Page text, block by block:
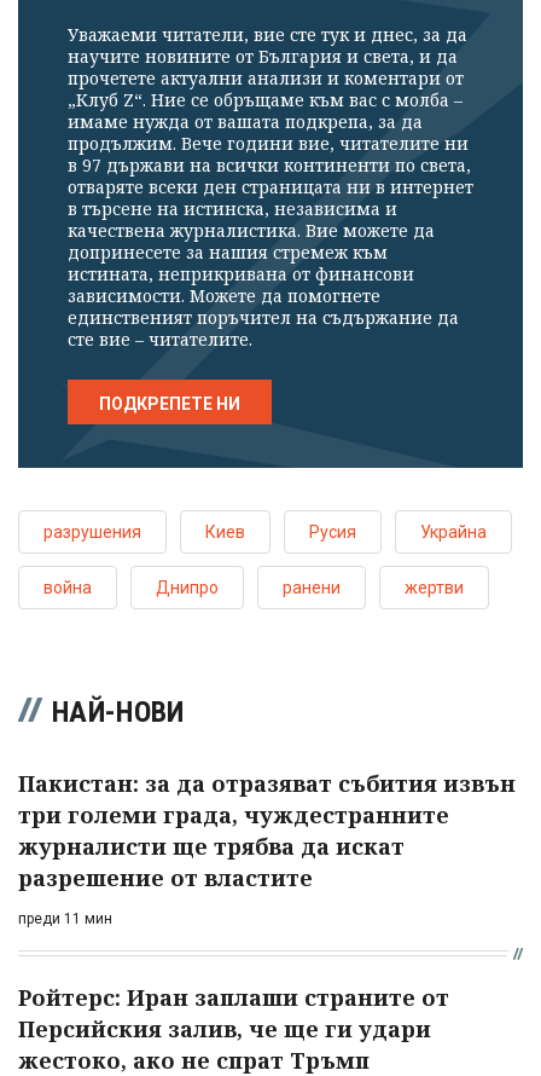
Уважаеми читатели, вие сте тук и днес, за да
научите новините от България и света, и да
прочетете актуални анализи и коментари от
„Клуб Z“. Ние се обръщаме към вас с молба –
имаме нужда от вашата подкрепа, за да
продължим. Вече години вие, читателите ни
в 97 държави на всички континенти по света,
отваряте всеки ден страницата ни в интернет
в търсене на истинска, независима и
качествена журналистика. Вие можете да
допринесете за нашия стремеж към
истината, неприкривана от финансови
зависимости. Можете да помогнете
единственият поръчител на съдържание да
сте вие – читателите.
ПОДКРЕПЕТЕ НИ
разрушения Киев Русия Украйна
война Днипро ранени жертви
НАЙ-НОВИ
Пакистан: за да отразяват събития извън
три големи града, чуждестранните
журналисти ще трябва да искат
разрешение от властите
преди 11 мин
Ройтерс: Иран заплаши страните от
Персийския залив, че ще ги удари
жестоко, ако не спрат Тръмп